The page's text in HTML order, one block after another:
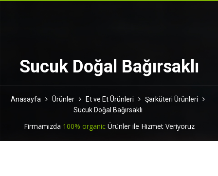
Sucuk Doğal Bağırsaklı
Anasayfa Ürünler Et ve Et Ürünleri
Şarküteri Ürünleri
Sucuk Doğal Bağırsaklı
Firmamızda 100% organicÜrünler ile Hizmet Veriyoruz